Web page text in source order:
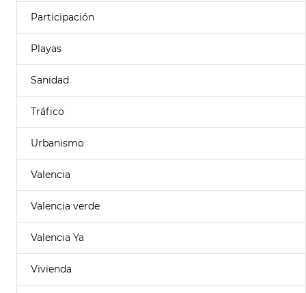
Participación
Playas
Sanidad
Tráfico
Urbanismo
Valencia
Valencia verde
Valencia Ya
Vivienda